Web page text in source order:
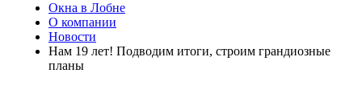
Окна в Лобне
О компании
Новости
Нам 19 лет! Подводим итоги, строим грандиозные
планы